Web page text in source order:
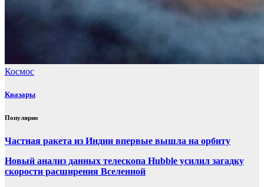
Космос
Квазары
Популярно
Частная ракета из Индии впервые вышла на орбиту
Новый анализ данных телескопа Hubble усилил загадку
скорости расширения Вселенной